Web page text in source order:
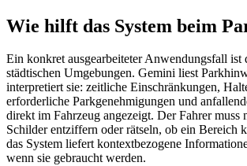
Wie hilft das System beim
Ein konkret ausgearbeiteter Anwendungsfall ist
städtischen Umgebungen. Gemini liest
interpretiert sie: zeitliche Einschränkungen,
erforderliche Parkgenehmigungen und
direkt im Fahrzeug angezeigt. Der Fahrer muss
Schilder entziffern oder rätseln, ob ein Bereich
das System liefert kontextbezogene
wenn sie gebraucht werden.